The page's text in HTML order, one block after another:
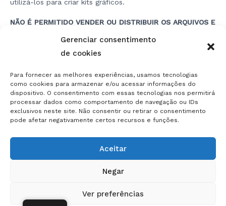
Gerenciar consentimento
de cookies
Para fornecer as melhores experiências, usamos tecnologias
como cookies para armazenar e/ou acessar informações do
dispositivo. O consentimento com essas tecnologias nos permitirá
processar dados como comportamento de navegação ou IDs
exclusivos neste site. Não consentir ou retirar o consentimento
pode afetar negativamente certos recursos e funções.
Aceitar
Negar
Ver preferências
utilizá-los para criar kits gráficos.
NÃO É PERMITIDO VENDER OU DISTRIBUIR OS ARQUIVOS E
CASO O FAÇA NOS RESERVAMOS O DIREITO DE INICIAR
AÇÕES LEGAIS CONTRA VOCÊ E SUA EMPRESA E TAMBÉM
NOSSO SITE.
Navegação
© 2026 Motorcycle Templates
Instagram info@motoprotemplates.com